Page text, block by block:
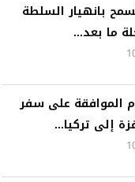
بانهيار السلطة
ما بعد...
الموافقة على سفر
إلى تركيا...